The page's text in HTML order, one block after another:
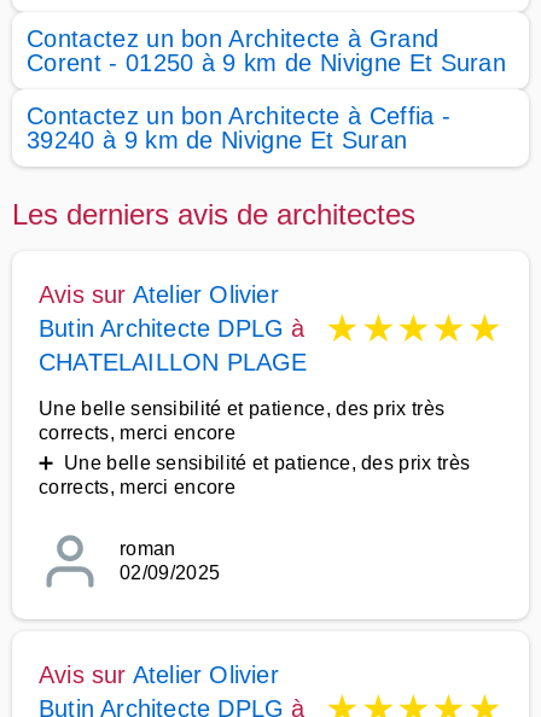
Contactez un bon Architecte à Grand
Corent - 01250 à 9 km de Nivigne Et Suran
Contactez un bon Architecte à Ceffia -
39240 à 9 km de Nivigne Et Suran
Les derniers avis de architectes
Avis sur Atelier Olivier
Butin Architecte DPLG à
CHATELAILLON PLAGE
★★★★★
Une belle sensibilité et patience, des prix très
corrects, merci encore
➕ Une belle sensibilité et patience, des prix très
corrects, merci encore
roman
02/09/2025
Avis sur Atelier Olivier
Butin Architecte DPLG à